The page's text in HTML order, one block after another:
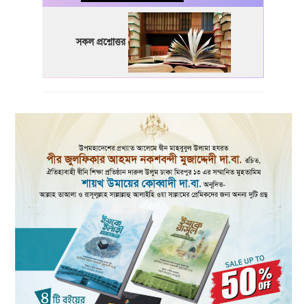
সকল প্রশ্নোত্তর